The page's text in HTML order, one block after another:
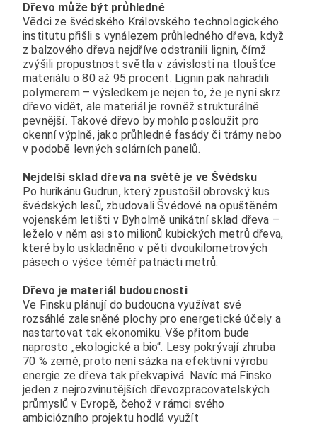
Dřevo může být průhledné
Vědci ze švédského Královského technologického
institutu přišli s vynálezem průhledného dřeva, když
z balzového dřeva nejdříve odstranili lignin, čímž
zvýšili propustnost světla v závislosti na tloušťce
materiálu o 80 až 95 procent. Lignin pak nahradili
polymerem – výsledkem je nejen to, že je nyní skrz
dřevo vidět, ale materiál je rovněž strukturálně
pevnější. Takové dřevo by mohlo posloužit pro
okenní výplně, jako průhledné fasády či trámy nebo
v podobě levných solárních panelů.
Nejdelší sklad dřeva na světě je ve Švédsku
Po hurikánu Gudrun, který zpustošil obrovský kus
švédských lesů, zbudovali Švédové na opuštěném
vojenském letišti v Byholmě unikátní sklad dřeva –
leželo v něm asi sto milionů kubických metrů dřeva,
které bylo uskladněno v pěti dvoukilometrových
pásech o výšce téměř patnácti metrů.
Dřevo je materiál budoucnosti
Ve Finsku plánují do budoucna využívat své
rozsáhlé zalesněné plochy pro energetické účely a
nastartovat tak ekonomiku. Vše přitom bude
naprosto „ekologické a bio“. Lesy pokrývají zhruba
70 % země, proto není sázka na efektivní výrobu
energie ze dřeva tak překvapivá. Navíc má Finsko
jeden z nejrozvinutějších dřevozpracovatelských
průmyslů v Evropě, čehož v rámci svého
ambiciózního projektu hodlá využít